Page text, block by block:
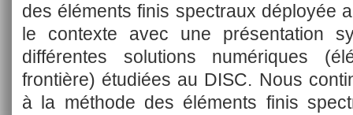
des éléments finis spectraux déployée
le contexte avec une présentation
différentes solutions numériques
frontière) étudiées au DISC. Nous
à la méthode des éléments finis